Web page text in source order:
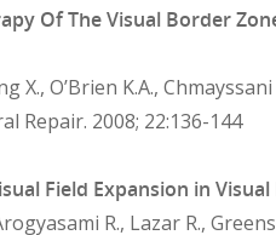
Of The Visual Border
X., O’Brien K.A.,
2008; 22:136-144
Field Expansion in
R., Lazar R.,